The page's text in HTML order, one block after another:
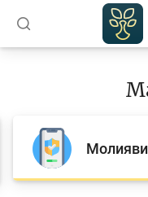
Барча
Банк агентлари